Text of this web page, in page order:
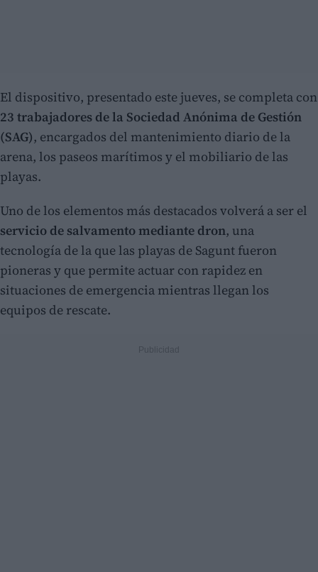
El dispositivo, presentado este jueves, se completa con
23 trabajadores de la Sociedad Anónima de Gestión
(SAG), encargados del mantenimiento diario de la
arena, los paseos marítimos y el mobiliario de las
playas.
Uno de los elementos más destacados volverá a ser el
servicio de salvamento mediante dron, una
tecnología de la que las playas de Sagunt fueron
pioneras y que permite actuar con rapidez en
situaciones de emergencia mientras llegan los
equipos de rescate.